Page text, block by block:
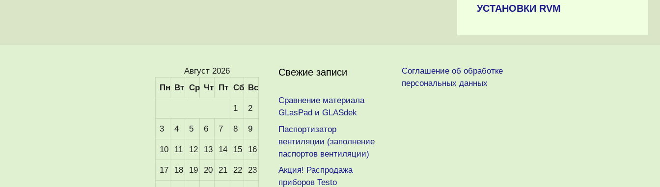
УСТАНОВКИ RVM
Август 2026
Пн Вт Ср Чт Пт Сб Вс
1 2
3 4 5 6 7 8 9
10 11 12 13 14 15 16
17 18 19 20 21 22 23
Свежие записи
Сравнение материала
GLasPad и GLASdek
Паспортизатор
вентиляции (заполнение
паспортов вентиляции)
Акция! Распродажа
приборов Testo
Соглашение об обработке
персональных данных